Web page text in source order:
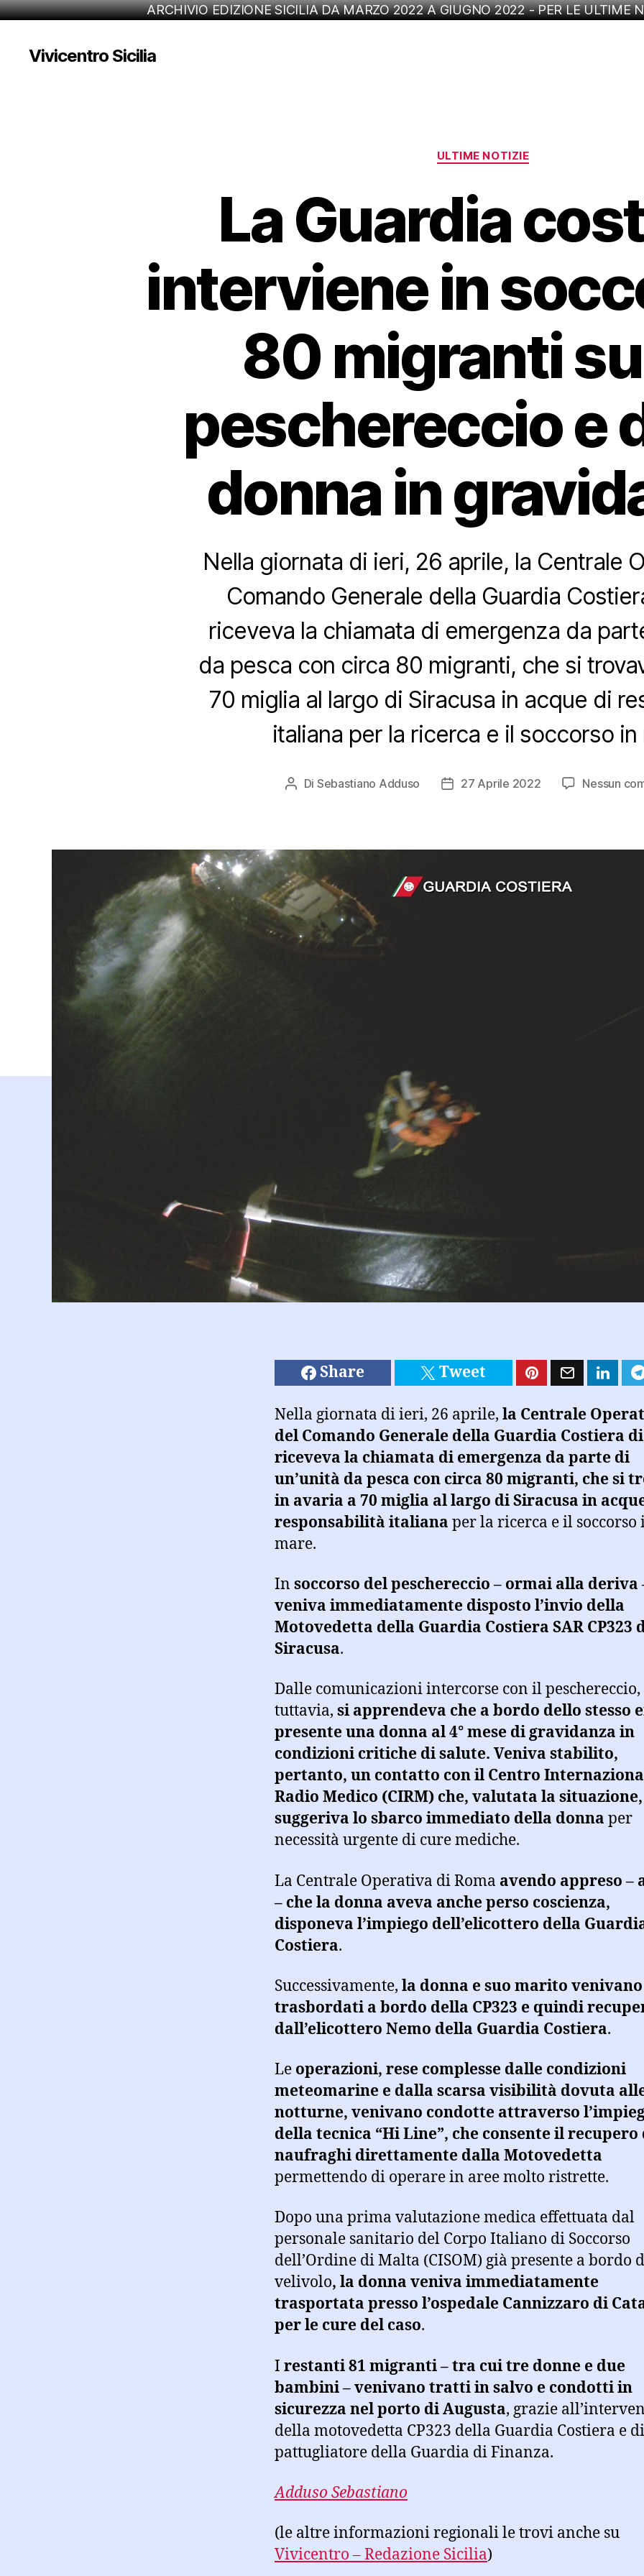
ARCHIVIO EDIZIONE SICILIA DA MARZO 2022 A GIUGNO 2022 - PER LE ULTIME
Vivicentro Sicilia
Categorie
ULTIME NOTIZIE
La Guardia
interviene in
80 migranti
peschereccio e
donna in
Nella giornata di ieri, 26 aprile, la Centrale
Comando Generale della Guardia
riceveva la chiamata di emergenza da
da pesca con circa 80 migranti, che si
70 miglia al largo di Siracusa in acque di
italiana per la ricerca e il soccorso in
Autore
Di Sebastiano Adduso
Data27 Aprile 2022 Nessun
Share Tweet
Nella giornata di ieri, 26 aprile, la Centrale
del Comando Generale della Guardia Costiera
riceveva la chiamata di emergenza da parte di
un’unità da pesca con circa 80 migranti, che si
in avaria a 70 miglia al largo di Siracusa in
responsabilità italiana per la ricerca e il soccorso
mare.
In soccorso del peschereccio – ormai alla deriva
veniva immediatamente disposto l’invio della
Motovedetta della Guardia Costiera SAR CP323
Siracusa.
Dalle comunicazioni intercorse con il peschereccio,
tuttavia, si apprendeva che a bordo dello stesso
presente una donna al 4° mese di gravidanza in
condizioni critiche di salute. Veniva stabilito,
pertanto, un contatto con il Centro
Radio Medico (CIRM) che, valutata la situazione,
suggeriva lo sbarco immediato della donna per
necessità urgente di cure mediche.
La Centrale Operativa di Roma avendo appreso –
– che la donna aveva anche perso coscienza,
disponeva l’impiego dell’elicottero della
Costiera.
Successivamente, la donna e suo marito venivano
trasbordati a bordo della CP323 e quindi
dall’elicottero Nemo della Guardia Costiera.
Le operazioni, rese complesse dalle condizioni
meteomarine e dalla scarsa visibilità dovuta
notturne, venivano condotte attraverso
della tecnica “Hi Line”, che consente il recupero
naufraghi direttamente dalla Motovedetta
permettendo di operare in aree molto ristrette.
Dopo una prima valutazione medica effettuata dal
personale sanitario del Corpo Italiano di Soccorso
dell’Ordine di Malta (CISOM) già presente a bordo
velivolo, la donna veniva immediatamente
trasportata presso l’ospedale Cannizzaro di
per le cure del caso.
I restanti 81 migranti – tra cui tre donne e due
bambini – venivano tratti in salvo e condotti in
sicurezza nel porto di Augusta, grazie
della motovedetta CP323 della Guardia Costiera e
pattugliatore della Guardia di Finanza.
Adduso Sebastiano
(le altre informazioni regionali le trovi anche su
Vivicentro – Redazione Sicilia)